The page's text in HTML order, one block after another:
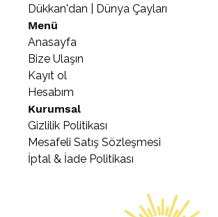
Dükkan'dan | Dünya Çayları
Menü
Anasayfa
Bize Ulaşın
Kayıt ol
Hesabım
Kurumsal
Gizlilik Politikası
Mesafeli Satış Sözleşmesi
İptal & İade Politikası